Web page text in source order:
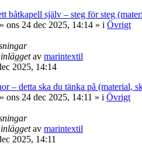
båtkapell själv – steg för steg
» ons 24 dec 2025, 14:14 » i Övrigt
inläggetav marintextil
2025, 14:14
– detta ska du tänka på (material,
» ons 24 dec 2025, 14:11 » i Övrigt
inläggetav marintextil
2025, 14:11